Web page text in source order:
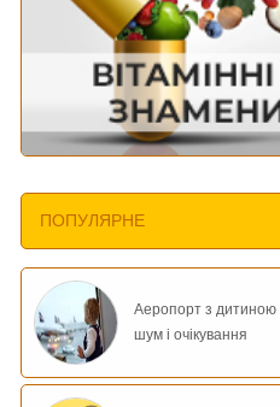
ПОПУЛЯРНЕ
Аеропорт з дитиною
шум і очікування